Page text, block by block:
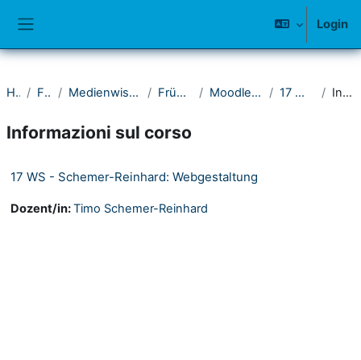
Login
Home Fakultät I Medienwissenschaftliches Seminar Frühere Semester Moodle-Kurse 2016-2020 17 Wintersemester Introduzione
Informazioni sul corso
17 WS - Schemer-Reinhard: Webgestaltung
Dozent/in:Timo Schemer-Reinhard